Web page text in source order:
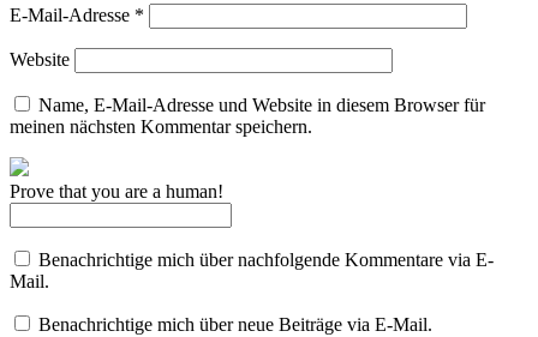
E-Mail-Adresse *
Website
Name, E-Mail-Adresse und Website in diesem Browser für
meinen nächsten Kommentar speichern.
Prove that you are a human!
Benachrichtige mich über nachfolgende Kommentare via E-
Mail.
Benachrichtige mich über neue Beiträge via E-Mail.